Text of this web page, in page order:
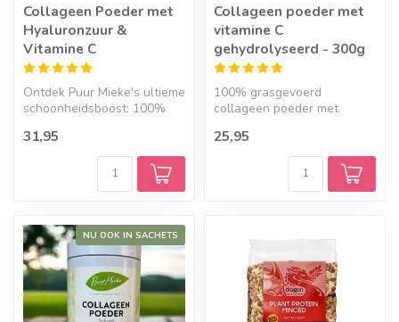
Collageen Poeder met
Hyaluronzuur &
Vitamine C
Ontdek Puur Mieke's ultieme
schoonheidsboost: 100%
poeder ...
31,95
Collageen poeder met
vitamine C
gehydrolyseerd - 300g
100% grasgevoerd
collageen poeder met
extract van Puur Mi...
25,95
NU OOK IN SACHETS